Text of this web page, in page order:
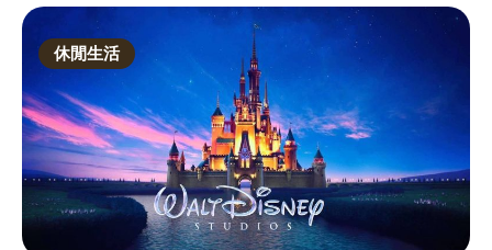
休閒生活